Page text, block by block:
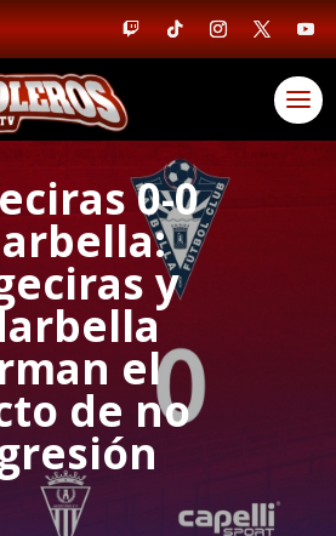
0-0
y
el
de no